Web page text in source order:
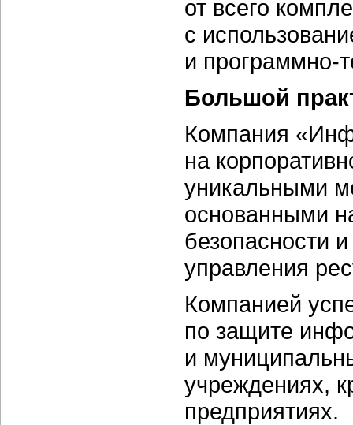
от всего
с
и программно-
Большой
Компания
на
уникальными
основанными
безопасности
управления
Компанией
по защите
и
учреждениях,
предприятиях.